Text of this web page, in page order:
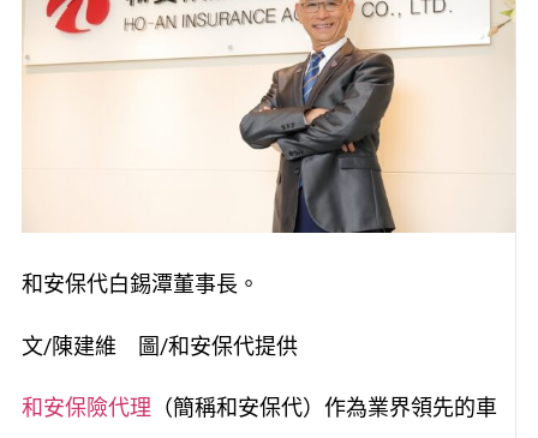
和安保代白錫潭董事長。
文/陳建維 圖/和安保代提供
和安保險代理 （簡稱和安保代）作為業界領先的車